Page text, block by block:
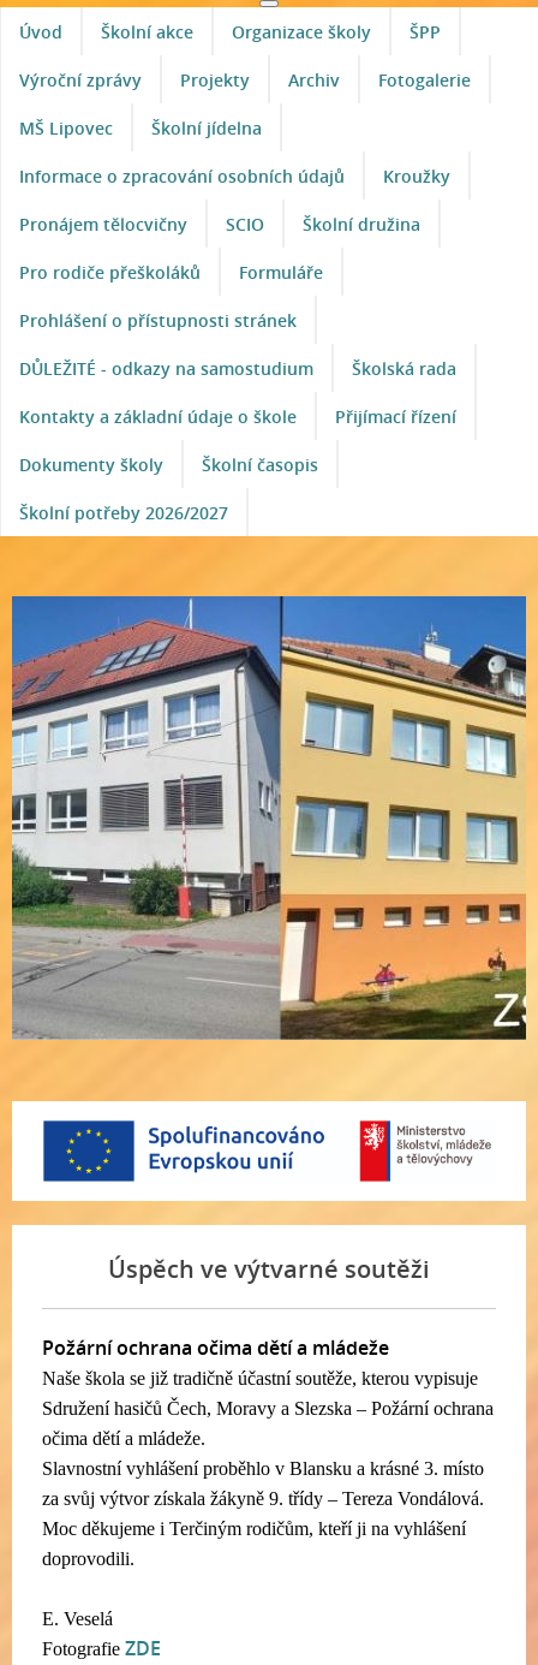
Úvod Školní akce Organizace školy ŠPP
Výroční zprávy Projekty Archiv Fotogalerie
MŠ Lipovec Školní jídelna
Informace o zpracování osobních údajů Kroužky
Pronájem tělocvičny SCIO Školní družina
Pro rodiče přeškoláků Formuláře
Prohlášení o přístupnosti stránek
DŮLEŽITÉ - odkazy na samostudium Školská rada
Kontakty a základní údaje o škole Přijímací řízení
Dokumenty školy Školní časopis
Školní potřeby 2026/2027
Úspěch ve výtvarné soutěži
Požární ochrana očima dětí a mládeže
Naše škola se již tradičně účastní soutěže, kterou vypisuje
Sdružení hasičů Čech, Moravy a Slezska – Požární ochrana
očima dětí a mládeže.
Slavnostní vyhlášení proběhlo v Blansku a krásné 3. místo
za svůj výtvor získala žákyně 9. třídy – Tereza Vondálová.
Moc děkujeme i Terčiným rodičům, kteří ji na vyhlášení
doprovodili.
E. Veselá
Fotografie ZDE